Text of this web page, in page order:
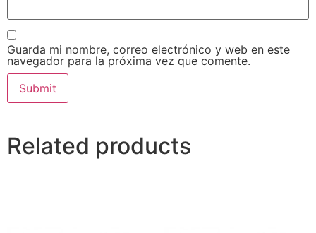
Guarda mi nombre, correo electrónico y web en este
navegador para la próxima vez que comente.
Related products